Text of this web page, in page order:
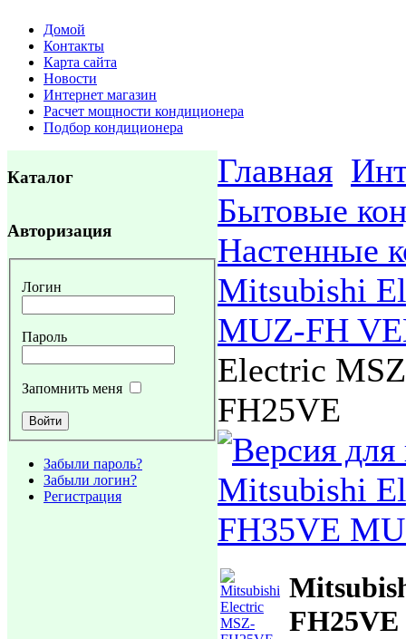
Домой
Контакты
Карта сайта
Новости
Интернет магазин
Расчет мощности кондиционера
Подбор кондиционера
Каталог
Авторизация
Логин
Пароль
Запомнить меня
Забыли пароль?
Забыли логин?
Регистрация
Главная
Бытовые
Настенные
Mitsubishi
MUZ-FH
Electric
FH25VE
Mitsubishi
FH35VE